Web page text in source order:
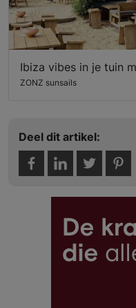
Ibiza vibes in je tuin
ZONZ sunsails
Deel dit artikel: